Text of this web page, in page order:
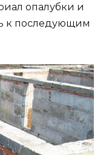
опалубки и
к последующим